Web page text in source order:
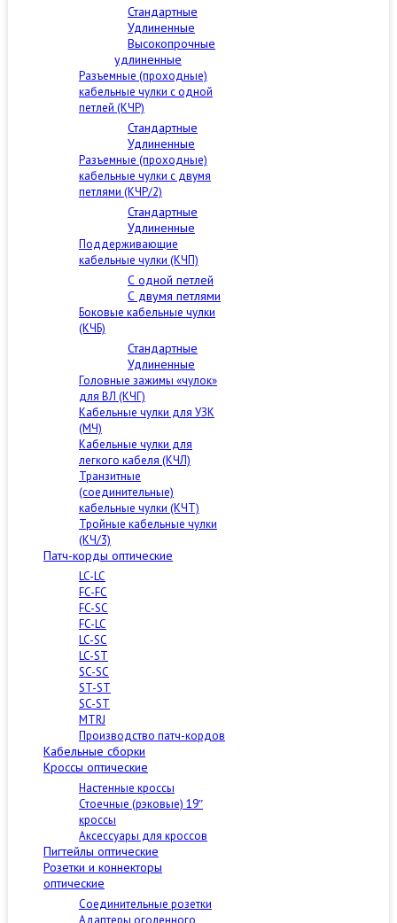
Стандартные
Удлиненные
Высокопрочные
удлиненные
Разъемные (проходные)
кабельные чулки с одной
петлей (КЧР)
Стандартные
Удлиненные
Разъемные (проходные)
кабельные чулки с двумя
петлями (КЧР/2)
Стандартные
Удлиненные
Поддерживающие
кабельные чулки (КЧП)
С одной петлей
С двумя петлями
Боковые кабельные чулки
(КЧБ)
Стандартные
Удлиненные
Головные зажимы «чулок»
для ВЛ (КЧГ)
Кабельные чулки для УЗК
(МЧ)
Кабельные чулки для
легкого кабеля (КЧЛ)
Транзитные
(соединительные)
кабельные чулки (КЧТ)
Тройные кабельные чулки
(КЧ/3)
Патч-корды оптические
LC-LC
FC-FC
FC-SC
FC-LC
LC-SC
LC-ST
SC-SC
ST-ST
SC-ST
MTRJ
Производство патч-кордов
Кабельные сборки
Кроссы оптические
Настенные кроссы
Стоечные (рэковые) 19″
кроссы
Аксессуары для кроссов
Пигтейлы оптические
Розетки и коннекторы
оптические
Соединительные розетки
Адаптеры оголенного